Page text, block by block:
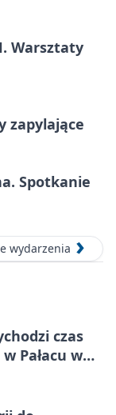
Warsztaty
zapylające
Spotkanie
wydarzenia
czas
Pałacu w